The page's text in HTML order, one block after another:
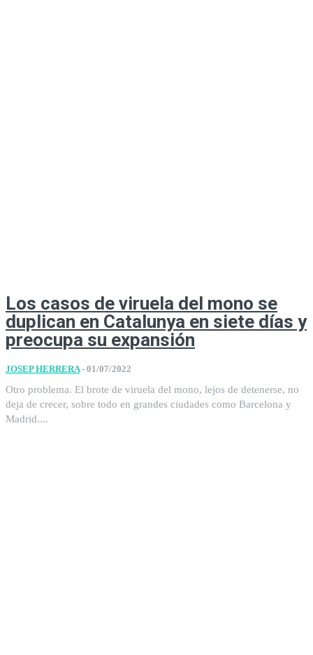
Los casos de viruela del mono se
duplican en Catalunya en siete días y
preocupa su expansión
JOSEP HERRERA - 01/07/2022
Otro problema. El brote de viruela del mono, lejos de detenerse, no
deja de crecer, sobre todo en grandes ciudades como Barcelona y
Madrid....